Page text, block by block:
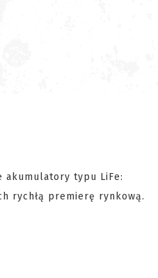
akumulatory typu LiFe:
rychłą premierę rynkową.